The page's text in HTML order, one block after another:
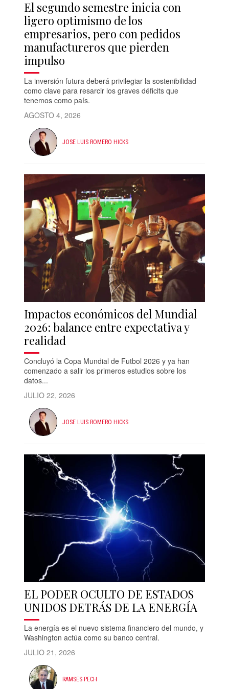
El segundo semestre inicia con
ligero optimismo de los
empresarios, pero con pedidos
manufactureros que pierden
impulso
La inversión futura deberá privilegiar la sostenibilidad
como clave para resarcir los graves déficits que
tenemos como país.
AGOSTO 4, 2026
JOSE LUIS ROMERO HICKS
Impactos económicos del Mundial
2026: balance entre expectativa y
realidad
Concluyó la Copa Mundial de Futbol 2026 y ya han
comenzado a salir los primeros estudios sobre los
datos...
JULIO 22, 2026
JOSE LUIS ROMERO HICKS
EL PODER OCULTO DE ESTADOS
UNIDOS DETRÁS DE LA ENERGÍA
La energía es el nuevo sistema financiero del mundo, y
Washington actúa como su banco central.
JULIO 21, 2026
RAMSES PECH